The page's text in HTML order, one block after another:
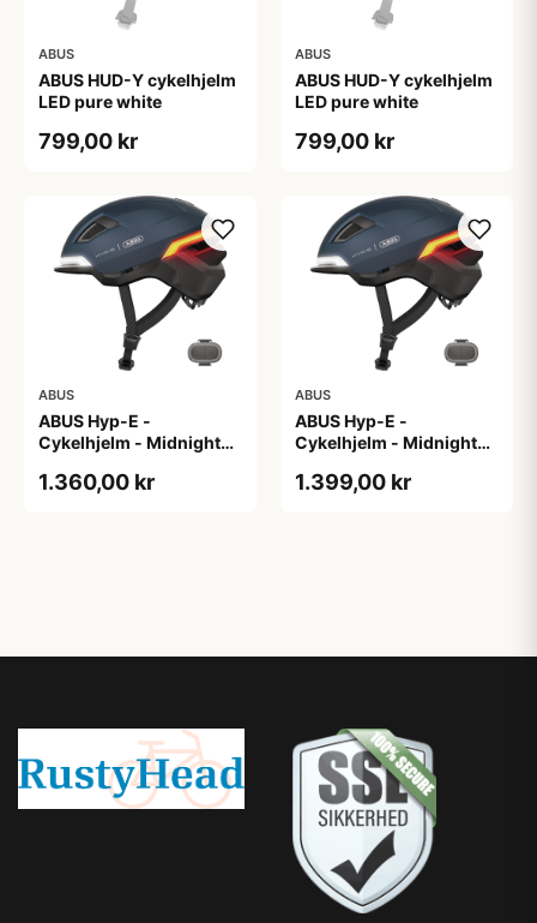
ABUS
ABUS HUD-Y cykelhjelm
LED pure white
799,00 kr
ABUS
ABUS HUD-Y cykelhjelm
LED pure white
799,00 kr
ABUS
ABUS Hyp-E -
Cykelhjelm - Midnight
1.360,00 kr
ABUS
ABUS Hyp-E -
Cykelhjelm - Midnight
1.399,00 kr